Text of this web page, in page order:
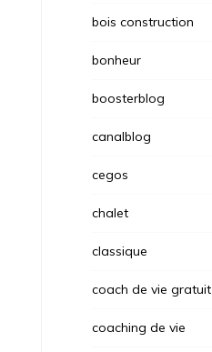
bois construction
bonheur
boosterblog
canalblog
cegos
chalet
classique
coach de vie gratuit
coaching de vie